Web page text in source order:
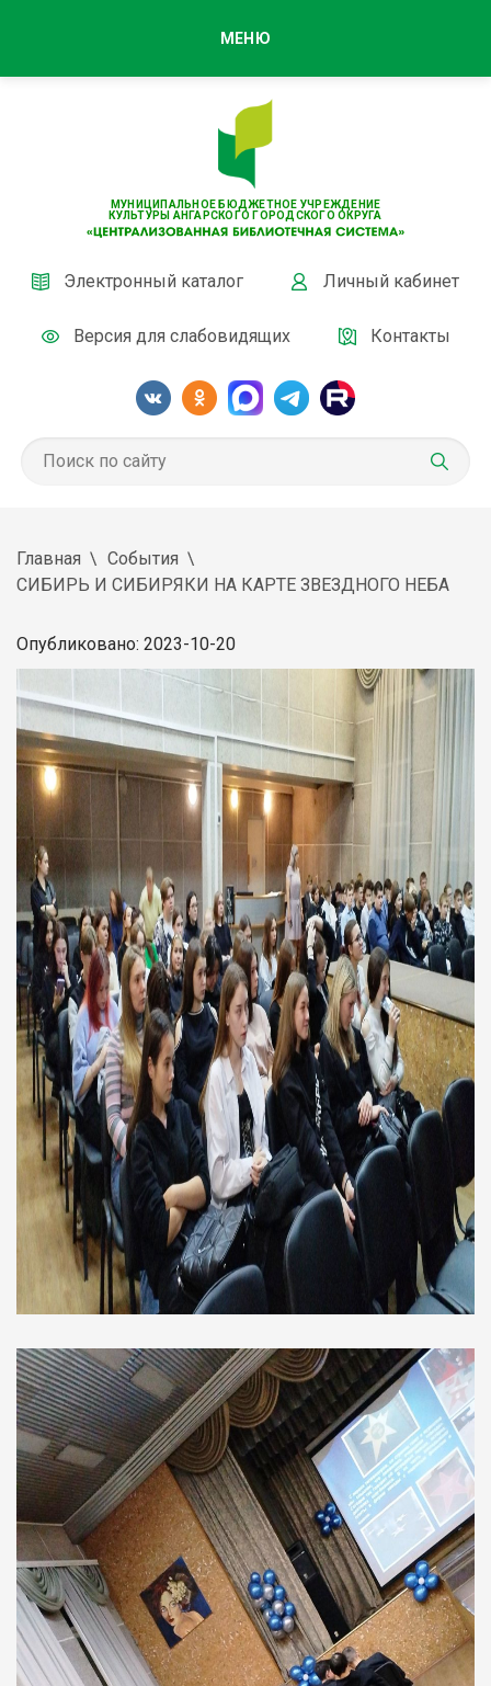
МУНИЦИПАЛЬНОЕ БЮДЖЕТНОЕ УЧРЕЖДЕНИЕ
КУЛЬТУРЫ АНГАРСКОГО ГОРОДСКОГО ОКРУГА
Электронный каталог Личный кабинет
Версия для слабовидящих Контакты
МЕНЮ
Главная
События
СИБИРЬ И СИБИРЯКИ НА КАРТЕ ЗВЕЗДНОГО НЕБА
Опубликовано: 2023-10-20